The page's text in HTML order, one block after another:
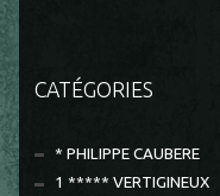
CATÉGORIES
* PHILIPPE CAUBERE
1 ***** VERTIGINEUX